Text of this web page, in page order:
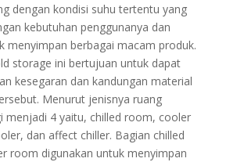
dengan kondisi suhu tertentu yang
kebutuhan penggunanya dan
menyimpan berbagai macam produk.
storage ini bertujuan untuk dapat
kesegaran dan kandungan material
Menurut jenisnya ruang
menjadi 4 yaitu, chilled room, cooler
dan affect chiller. Bagian chilled
room digunakan untuk menyimpan